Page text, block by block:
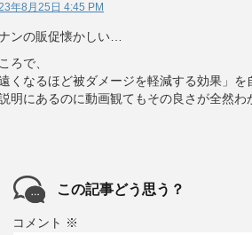
年8月25日 4:45 PM
ンの販促懐かしい…
ろで、
遠くなるほど被ダメージを軽減する効果」を
明にあるのに動画観てもその良さが全然
この記事どう思う？
コメント ※